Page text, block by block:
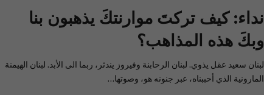
نداء: كيف تركتَ موارنتكَ يذهبون بنا
وبكَ هذه المذاهب؟
لبنان سعيد عقل يذوي. لبنان الرحابنة وفيروز يندثر، ربما الى الأبد. لبنان الهيمنة
المارونية الذي أحببناه، عبر جنونه هو، وصوتها…